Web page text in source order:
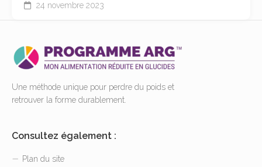
24 novembre 2023
Une méthode unique pour perdre du poids et
retrouver la forme durablement.
Consultez également :
Plan du site